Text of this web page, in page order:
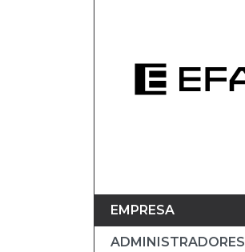
EMPRESA
ADMINISTRADORES